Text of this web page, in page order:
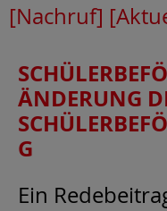
[Nachruf]
ÄNDERUNG
G
Ein